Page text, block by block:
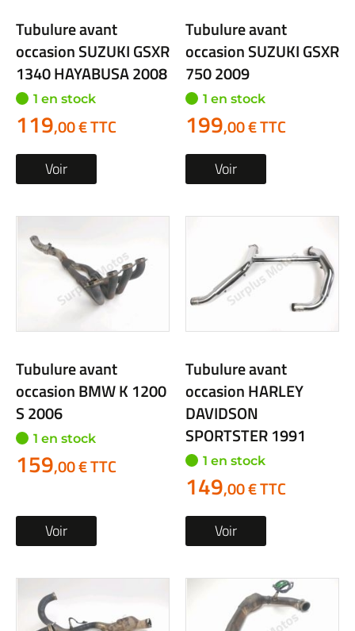
Tubulure avant
occasion SUZUKI GSXR
1340 HAYABUSA 2008
1 en stock
119,00 € TTC
Voir
Tubulure avant
occasion SUZUKI GSXR
750 2009
1 en stock
199,00 € TTC
Voir
Tubulure avant
occasion BMW K 1200
S 2006
1 en stock
159,00 € TTC
Voir
Tubulure avant
occasion HARLEY
DAVIDSON
SPORTSTER 1991
1 en stock
149,00 € TTC
Voir